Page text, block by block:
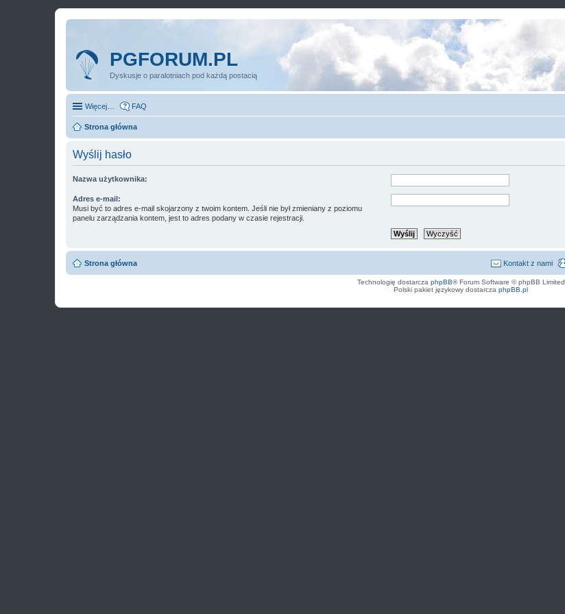
PGFORUM.PL
Dyskusje o paralotniach pod każdą postacią
Więcej… FAQ
Strona główna
Wyślij hasło
Nazwa użytkownika:
Adres e-mail:
Musi być to adres e-mail skojarzony z twoim kontem. Jeśli nie był zmieniany z poziomu
panelu zarządzania kontem, jest to adres podany w czasie rejestracji.
Strona główna Kontakt z nami
Technologię dostarcza phpBB® Forum Software © phpBB Limited
Polski pakiet językowy dostarcza phpBB.pl